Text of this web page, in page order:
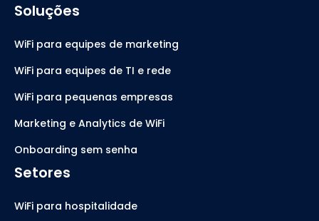
Soluções
WiFi para equipes de marketing
WiFi para equipes de TI e rede
WiFi para pequenas empresas
Marketing e Analytics de WiFi
Onboarding sem senha
Setores
WiFi para hospitalidade